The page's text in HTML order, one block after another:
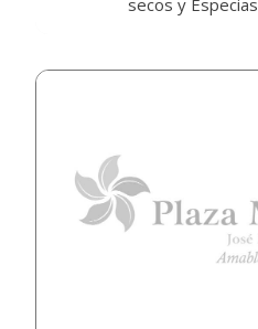
secos y Especias